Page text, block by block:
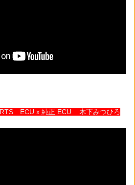
ECU x 純正 ECU 木下みつひろ